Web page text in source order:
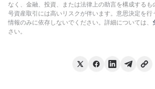
なく、金融、投資、または法律上の助言を構成する
号資産取引には高いリスクが伴います。意思決定を行
情報のみに依存しないでください。詳細については、
さい。